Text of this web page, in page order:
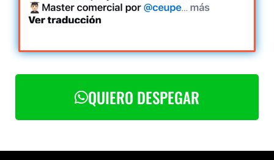
QUIERO DESPEGAR